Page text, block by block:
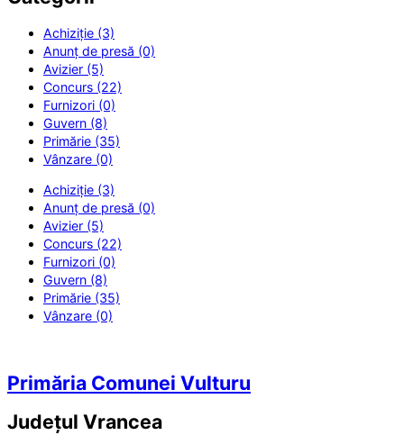
Achiziție (3)
Anunț de presă (0)
Avizier (5)
Concurs (22)
Furnizori (0)
Guvern (8)
Primărie (35)
Vânzare (0)
Achiziție (3)
Anunț de presă (0)
Avizier (5)
Concurs (22)
Furnizori (0)
Guvern (8)
Primărie (35)
Vânzare (0)
Primăria Comunei Vulturu
Județul Vrancea